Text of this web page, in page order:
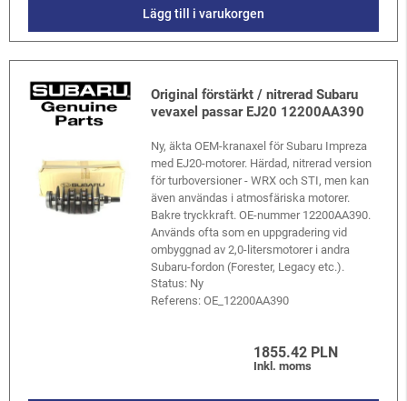
Lägg till i varukorgen
Original förstärkt / nitrerad Subaru
vevaxel passar EJ20 12200AA390
Ny, äkta OEM-kranaxel för Subaru Impreza
med EJ20-motorer. Härdad, nitrerad version
för turboversioner - WRX och STI, men kan
även användas i atmosfäriska motorer.
Bakre tryckkraft. OE-nummer 12200AA390.
Används ofta som en uppgradering vid
ombyggnad av 2,0-litersmotorer i andra
Subaru-fordon (Forester, Legacy etc.).
Status: Ny
Referens:OE_12200AA390
1855.42 PLN
Inkl. moms